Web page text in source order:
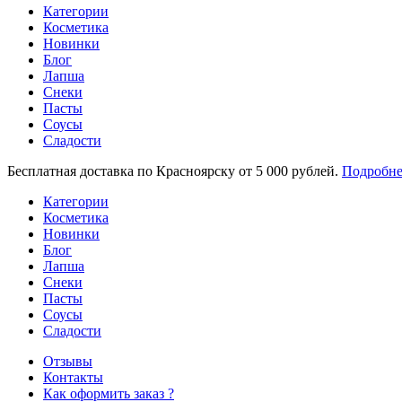
Категории
Косметика
Новинки
Блог
Лапша
Снеки
Пасты
Соусы
Сладости
Бесплатная доставка по Красноярску от 5 000 рублей.
Категории
Косметика
Новинки
Блог
Лапша
Снеки
Пасты
Соусы
Сладости
Отзывы
Контакты
Как оформить заказ ?